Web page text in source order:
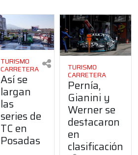
TURISMO
CARRETERA
Así se
largan
las
series de
TC en
Posadas
TURISMO
CARRETERA
Pernía,
Gianini y
Werner se
destacaron
en
clasificación